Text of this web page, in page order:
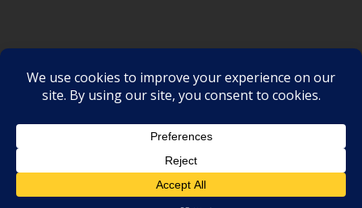
Proudly powered by WordPress |Theme: SuperMag by
Themes